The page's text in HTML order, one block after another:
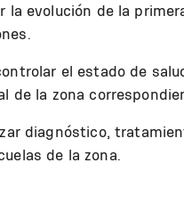
la evolución de la
el estado de
de la zona
diagnóstico,
de la zona.